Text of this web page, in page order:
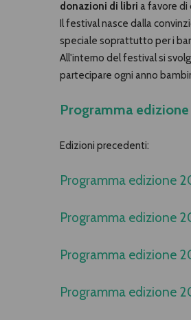
donazioni di libri a favore di
Il festival nasce dalla
speciale soprattutto per i
All'interno del festival si
partecipare ogni anno
Programma
Edizioni precedenti:
Programma edizione
Programma edizione
Programma edizione
Programma edizione